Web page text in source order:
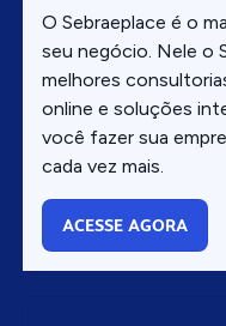
O Sebraeplace é o
seu negócio. Nele o
melhores
online e soluções
você fazer sua
cada vez mais.
ACESSE AGORA